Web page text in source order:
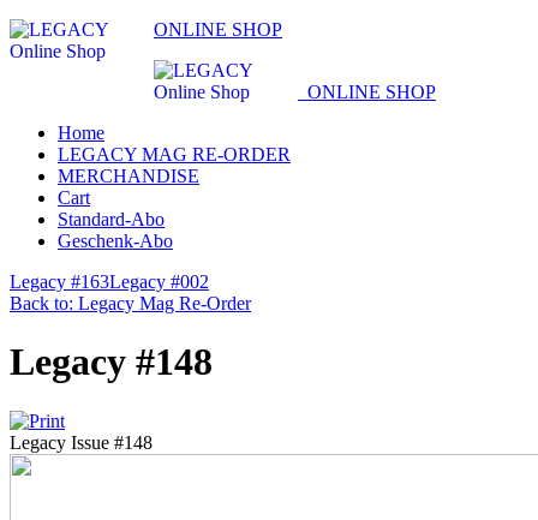
ONLINE SHOP
ONLINE SHOP
Home
LEGACY MAG RE-ORDER
MERCHANDISE
Cart
Standard-Abo
Geschenk-Abo
Legacy #163Legacy #002
Back to: Legacy Mag Re-Order
Legacy #148
Legacy Issue #148